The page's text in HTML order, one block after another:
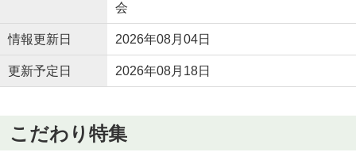
会
情報更新日 2026年08月04日
更新予定日 2026年08月18日
こだわり特集